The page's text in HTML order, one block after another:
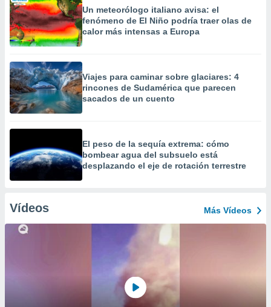
Un meteorólogo italiano avisa: el
fenómeno de El Niño podría traer olas de
calor más intensas a Europa
Viajes para caminar sobre glaciares: 4
rincones de Sudamérica que parecen
sacados de un cuento
El peso de la sequía extrema: cómo
bombear agua del subsuelo está
desplazando el eje de rotación terrestre
Vídeos Más Vídeos